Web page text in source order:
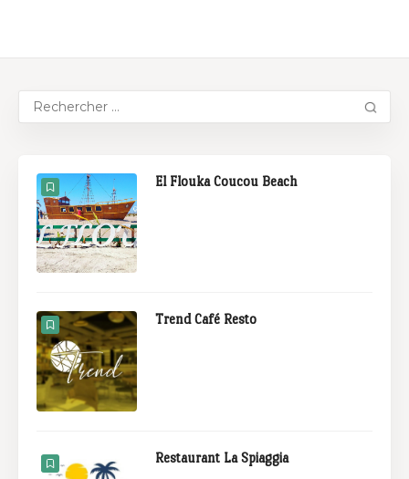
El Flouka Coucou Beach
Trend Café Resto
Restaurant La Spiaggia